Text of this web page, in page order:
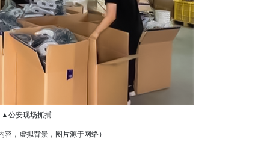
▲公安现场抓捕
容，虚拟背景，图片源于网络）